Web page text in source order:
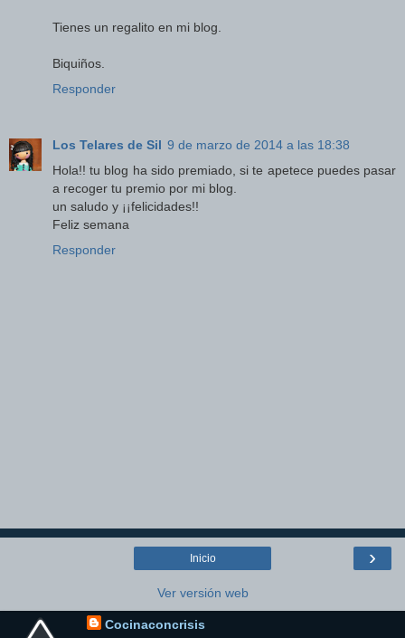
Tienes un regalito en mi blog.
Biquiños.
Responder
Los Telares de Sil 9 de marzo de 2014 a las 18:38
Hola!! tu blog ha sido premiado, si te apetece puedes pasar
a recoger tu premio por mi blog.
un saludo y ¡¡felicidades!!
Feliz semana
Responder
›
Inicio
Ver versión web
Cocinaconcrisis